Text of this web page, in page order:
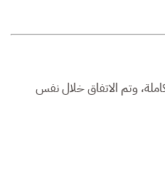
وتم الاتفاق خلال نفس